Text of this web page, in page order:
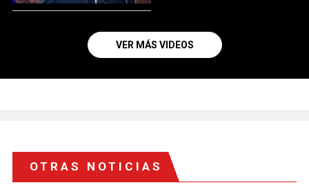
VER MÁS VIDEOS
OTRAS NOTICIAS